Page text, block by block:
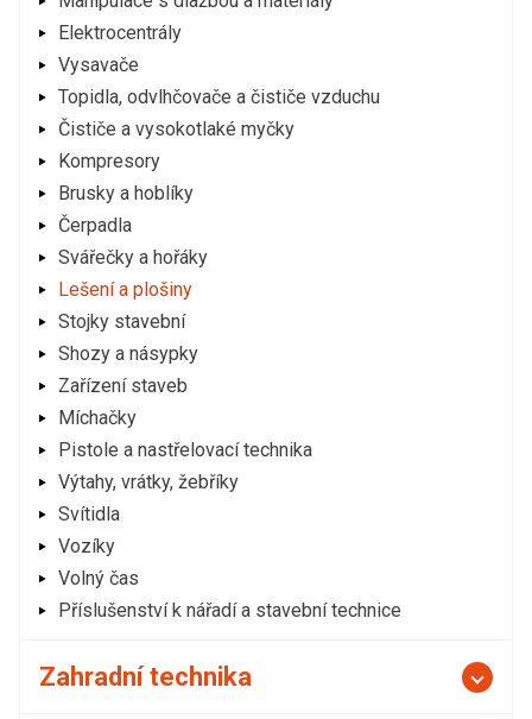
Elektrocentrály
Vysavače
Topidla, odvlhčovače a čističe vzduchu
Čističe a vysokotlaké myčky
Kompresory
Brusky a hoblíky
Čerpadla
Svářečky a hořáky
Lešení a plošiny
Stojky stavební
Shozy a násypky
Zařízení staveb
Míchačky
Pistole a nastřelovací technika
Výtahy, vrátky, žebříky
Svítidla
Vozíky
Volný čas
Příslušenství k nářadí a stavební technice
Zahradní technika